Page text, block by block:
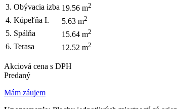
3. Obývacia izba 19.56 m2
4. Kúpeľňa I. 5.63 m2
5. Spálňa 15.64 m2
6. Terasa 12.52 m2
Akciová cena s DPH
Predaný
Mám záujem